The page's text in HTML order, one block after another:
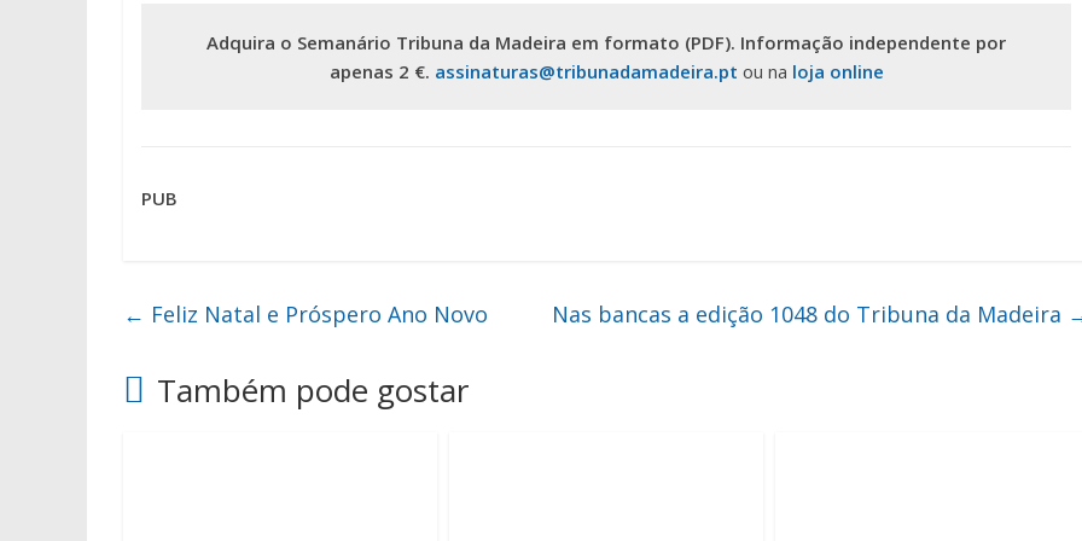
Adquira o Semanário Tribuna da Madeira em formato (PDF). Informação independente por
apenas 2 €. assinaturas@tribunadamadeira.pt ou na loja online
PUB
← Feliz Natal e Próspero Ano Novo Nas bancas a edição 1048 do Tribuna da Madeira
Também pode gostar